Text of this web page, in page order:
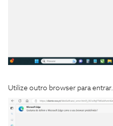
Utilize outro browser para entrar.